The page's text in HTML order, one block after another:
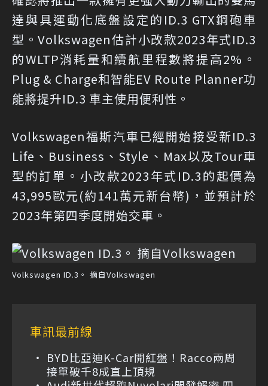
達與具運動化底盤設定的ID.3 GTX鋼砲車
型。Volkswagen估計小改款2023年式ID.3
的WLTP消耗量和續航里程數將提高2%。
Plug & Charge和智能EV Route Planner功
能將提升ID.3 車主使用便利性。
Volkswagen福斯汽車已經開始接受新ID.3
Life、Business、Style、Max以及Tour車
型的訂單。小改款2023年式ID.3的起價為
43,995歐元(約141萬元新台幣)，並預計於
2023年第四季度開始交車。
Volkswagen ID.3。 摘自Volkswagen
車訊最前線
BYD比亞迪K-Car開紅盤！Racco兩周
接單破千8成直上頂規